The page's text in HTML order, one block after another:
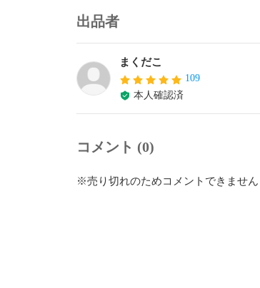
出品者
まくだこ
109
本人確認済
コメント (0)
※売り切れのためコメントできません